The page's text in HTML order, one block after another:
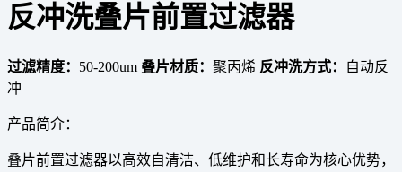
反冲洗叠片前置过滤器
过滤精度： 50-200um 叠片材质： 聚丙烯 反冲洗方式：
自动反
冲
产品简介：
叠片前置过滤器以高效自清洁、低维护和长寿命为核心优势，